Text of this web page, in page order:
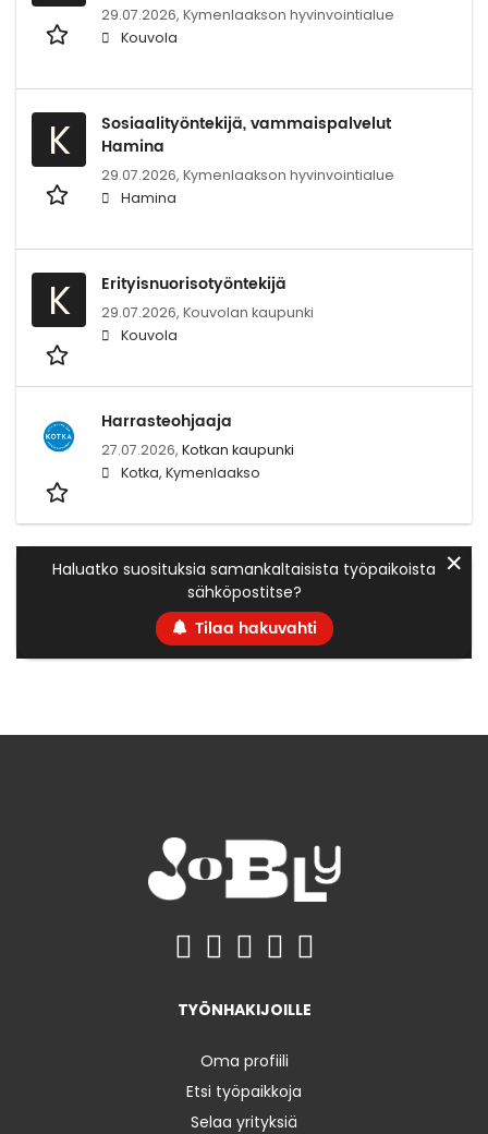
29.07.2026, Kymenlaakson hyvinvointialue
Kouvola
K
Sosiaalityöntekijä, vammaispalvelut
Hamina
29.07.2026, Kymenlaakson hyvinvointialue
Hamina
K Erityisnuorisotyöntekijä
29.07.2026, Kouvolan kaupunki
Kouvola
Harrasteohjaaja
27.07.2026, Kotkan kaupunki
Kotka, Kymenlaakso
Haluatko suosituksia samankaltaisista työpaikoista
sähköpostitse?
Tilaa hakuvahti
✕
TYÖNHAKIJOILLE
Oma profiili
Etsi työpaikkoja
Selaa yrityksiä